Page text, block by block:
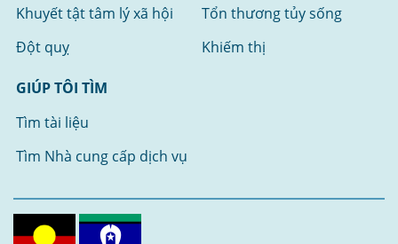
Khuyết tật tâm lý xã hội
Tổn thương tủy sống
Đột quỵ
Khiếm thị
GIÚP TÔI TÌM
Tìm tài liệu
Tìm Nhà cung cấp dịch vụ